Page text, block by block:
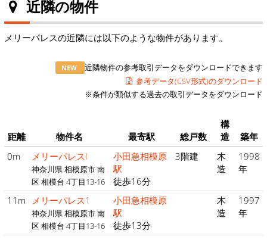
近隣の物件
メリーパレスの近隣には以下のような物件があります。
NEW
近隣物件の参考取引データをダウンロードできます
参考データ(CSV形式)のダウンロード
※条件が類似する過去の取引データをダウンロード
距離 物件名 最寄駅 総戸数
構
造
築年
0m
メリーパレスI
神奈川県 相模原市 南
区 相模台 4丁目13-16
小田急相模原
駅
徒歩16分
3階建
木
造
1998
年
11m メリーパレス1
神奈川県 相模原市 南
区 相模台 4丁目13-16
小田急相模原
駅
徒歩13分
木
造
1997
年